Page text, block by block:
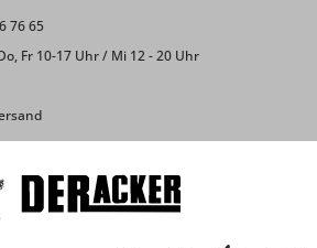
76 65
Fr 10-17 Uhr / Mi 12 - 20 Uhr